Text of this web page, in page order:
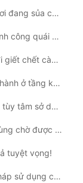
sủa cái gì?
quái vật!
nhiều kiến a!
khí quyển!
tâm sở dục!
được ngươi!
tuyệt vọng!
của triệu hoán thú!